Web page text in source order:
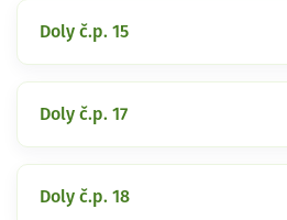
Doly č.p. 15
Doly č.p. 17
Doly č.p. 18